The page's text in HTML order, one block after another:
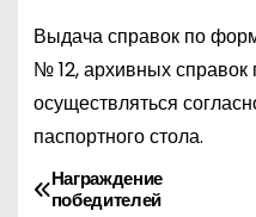
Выдача справок по
№ 12, архивных
осуществляться
паспортного стола.
ННаграждение
победителей